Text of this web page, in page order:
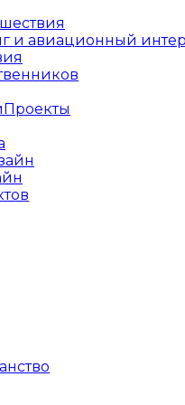
и авиационный
Проекты